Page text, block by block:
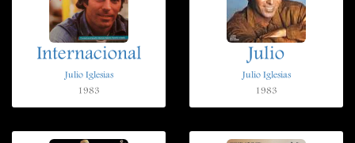
Internacional
Julio Iglesias
1983
Julio
Julio Iglesias
1983